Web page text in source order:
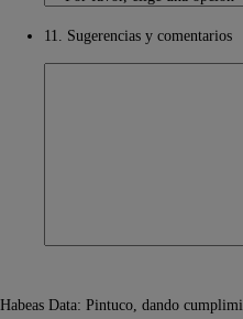
11. Sugerencias y comentarios
Habeas Data: Pintuco, dando